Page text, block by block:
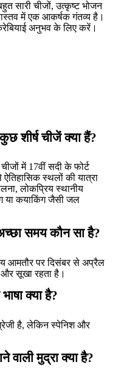
सारी चीजों, उत्कृष्ट भोजन
में एक आकर्षक गंतव्य है।
अनुभव के लिए करें।
शीर्ष चीजें क्या हैं?
में 17वीं सदी के फोर्ट
स्थलों की यात्रा
लोकप्रिय स्थानीय
या कयाकिंग जैसी जल
समय कौन सा है?
आमतौर पर दिसंबर से अप्रैल
और सूखा रहता है।
क्या है?
है, लेकिन स्पेनिश और
वाली मुद्रा क्या है?